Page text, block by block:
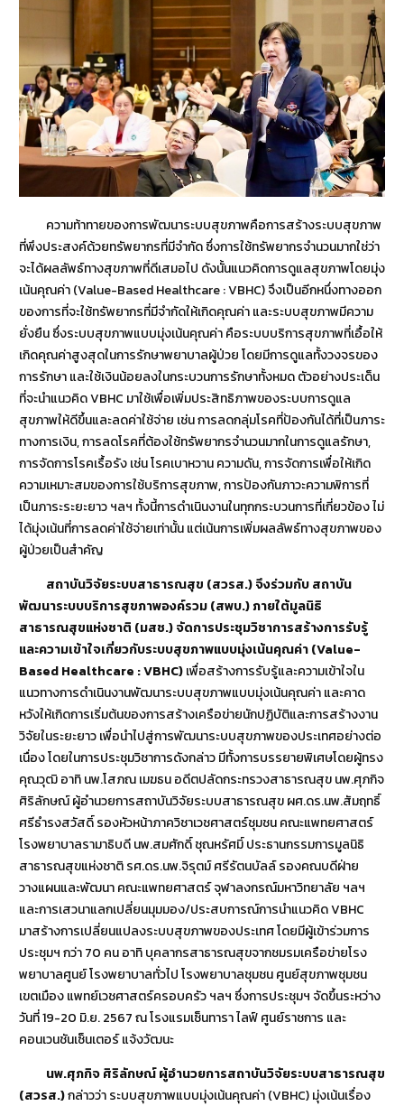
ความท้าทายของการพัฒนาระบบสุขภาพคือการสร้างระบบสุขภาพ
ที่พึงประสงค์ด้วยทรัพยากรที่มีจำกัด ซึ่งการใช้ทรัพยากรจำนวนมากใช่ว่า
จะได้ผลลัพธ์ทางสุขภาพที่ดีเสมอไป ดังนั้นแนวคิดการดูแลสุขภาพโดยมุ่ง
เน้นคุณค่า (Value-Based Healthcare : VBHC) จึงเป็นอีกหนึ่งทางออก
ของการที่จะใช้ทรัพยากรที่มีจำกัดให้เกิดคุณค่า และระบบสุขภาพมีความ
ยั่งยืน ซึ่งระบบสุขภาพแบบมุ่งเน้นคุณค่า คือระบบบริการสุขภาพที่เอื้อให้
เกิดคุณค่าสูงสุดในการรักษาพยาบาลผู้ป่วย โดยมีการดูแลทั้งวงจรของ
การรักษา และใช้เงินน้อยลงในกระบวนการรักษาทั้งหมด ตัวอย่างประเด็น
ที่จะนำแนวคิด VBHC มาใช้เพื่อเพิ่มประสิทธิภาพของระบบการดูแล
สุขภาพให้ดีขึ้นและลดค่าใช้จ่าย เช่น การลดกลุ่มโรคที่ป้องกันได้ที่เป็นภาระ
ทางการเงิน, การลดโรคที่ต้องใช้ทรัพยากรจำนวนมากในการดูแลรักษา,
การจัดการโรคเรื้อรัง เช่น โรคเบาหวาน ความดัน, การจัดการเพื่อให้เกิด
ความเหมาะสมของการใช้บริการสุขภาพ, การป้องกันภาวะความพิการที่
เป็นภาระระยะยาว ฯลฯ ทั้งนี้การดำเนินงานในทุกกระบวนการที่เกี่ยวข้อง ไม่
ได้มุ่งเน้นที่การลดค่าใช้จ่ายเท่านั้น แต่เน้นการเพิ่มผลลัพธ์ทางสุขภาพของ
ผู้ป่วยเป็นสำคัญ
สถาบันวิจัยระบบสาธารณสุข (สวรส.) จึงร่วมกับ สถาบัน
พัฒนาระบบบริการสุขภาพองค์รวม (สพบ.) ภายใต้มูลนิธิ
สาธารณสุขแห่งชาติ (มสช.) จัดการประชุมวิชาการสร้างการรับรู้
และความเข้าใจเกี่ยวกับระบบสุขภาพแบบมุ่งเน้นคุณค่า (Value-
Based Healthcare : VBHC)เพื่อสร้างการรับรู้และความเข้าใจใน
แนวทางการดำเนินงานพัฒนาระบบสุขภาพแบบมุ่งเน้นคุณค่า และคาด
หวังให้เกิดการเริ่มต้นของการสร้างเครือข่ายนักปฏิบัติและการสร้างงาน
วิจัยในระยะยาว เพื่อนำไปสู่การพัฒนาระบบสุขภาพของประเทศอย่างต่อ
เนื่อง โดยในการประชุมวิชาการดังกล่าว มีทั้งการบรรยายพิเศษโดยผู้ทรง
คุณวุฒิ อาทิ นพ.โสภณ เมฆธน อดีตปลัดกระทรวงสาธารณสุข นพ.ศุภกิจ
ศิริลักษณ์ ผู้อำนวยการสถาบันวิจัยระบบสาธารณสุข ผศ.ดร.นพ.สัมฤทธิ์
ศรีธำรงสวัสดิ์ รองหัวหน้าภาควิชาเวชศาสตร์ชุมชน คณะแพทยศาสตร์
โรงพยาบาลรามาธิบดี นพ.สมศักดิ์ ชุณหรัศมิ์ ประธานกรรมการมูลนิธิ
สาธารณสุขแห่งชาติ รศ.ดร.นพ.จิรุตม์ ศรีรัตนบัลล์ รองคณบดีฝ่าย
วางแผนและพัฒนา คณะแพทยศาสตร์ จุฬาลงกรณ์มหาวิทยาลัย ฯลฯ
และการเสวนาแลกเปลี่ยนมุมมอง/ประสบการณ์การนำแนวคิด VBHC
มาสร้างการเปลี่ยนแปลงระบบสุขภาพของประเทศ โดยมีผู้เข้าร่วมการ
ประชุมฯ กว่า 70 คน อาทิ บุคลากรสาธารณสุขจากชมรมเครือข่ายโรง
พยาบาลศูนย์ โรงพยาบาลทั่วไป โรงพยาบาลชุมชน ศูนย์สุขภาพชุมชน
เขตเมือง แพทย์เวชศาสตร์ครอบครัว ฯลฯ ซึ่งการประชุมฯ จัดขึ้นระหว่าง
วันที่ 19-20 มิ.ย. 2567 ณ โรงแรมเซ็นทารา ไลฟ์ ศูนย์ราชการ และ
คอนเวนชันเซ็นเตอร์ แจ้งวัฒนะ
นพ.ศุภกิจ ศิริลักษณ์ ผู้อำนวยการสถาบันวิจัยระบบสาธารณสุข
(สวรส.)กล่าวว่า ระบบสุขภาพแบบมุ่งเน้นคุณค่า (VBHC) มุ่งเน้นเรื่อง